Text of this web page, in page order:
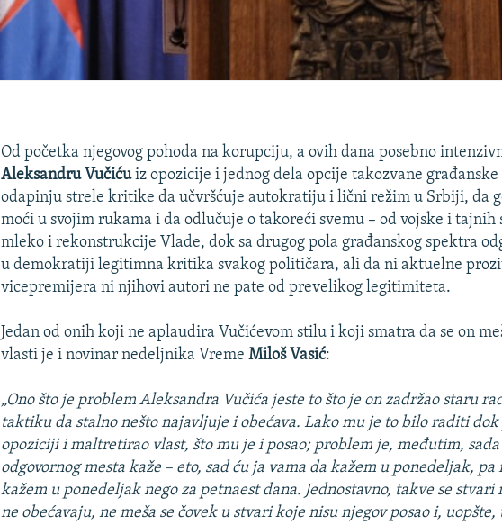
Od početka njegovog pohoda na korupciju, a ovih dana posebno
Aleksandru Vučićuiz opozicije i jednog dela opcije takozvane građanske
odapinju strele kritike da učvršćuje autokratiju i lični režim u Srbiji, da
moći u svojim rukama i da odlučuje o takoreći svemu – od vojske i tajnih
mleko i rekonstrukcije Vlade, dok sa drugog pola građanskog spektra
u demokratiji legitimna kritika svakog političara, ali da ni aktuelne
vicepremijera ni njihovi autori ne pate od prevelikog legitimiteta.
Jedan od onih koji ne aplaudira Vučićevom stilu i koji smatra da se on
vlasti je i novinar nedeljnika VremeMiloš Vasić:
„Ono što je problem Aleksandra Vučića jeste to što je on zadržao staru
taktiku da stalno nešto najavljuje i obećava. Lako mu je to bilo raditi dok
opoziciji i maltretirao vlast, što mu je i posao; problem je, međutim, sada
odgovornog mesta kaže – eto, sad ću ja vama da kažem u ponedeljak, pa
kažem u ponedeljak nego za petnaest dana. Jednostavno, takve se
ne obećavaju, ne meša se čovek u stvari koje nisu njegov posao i,